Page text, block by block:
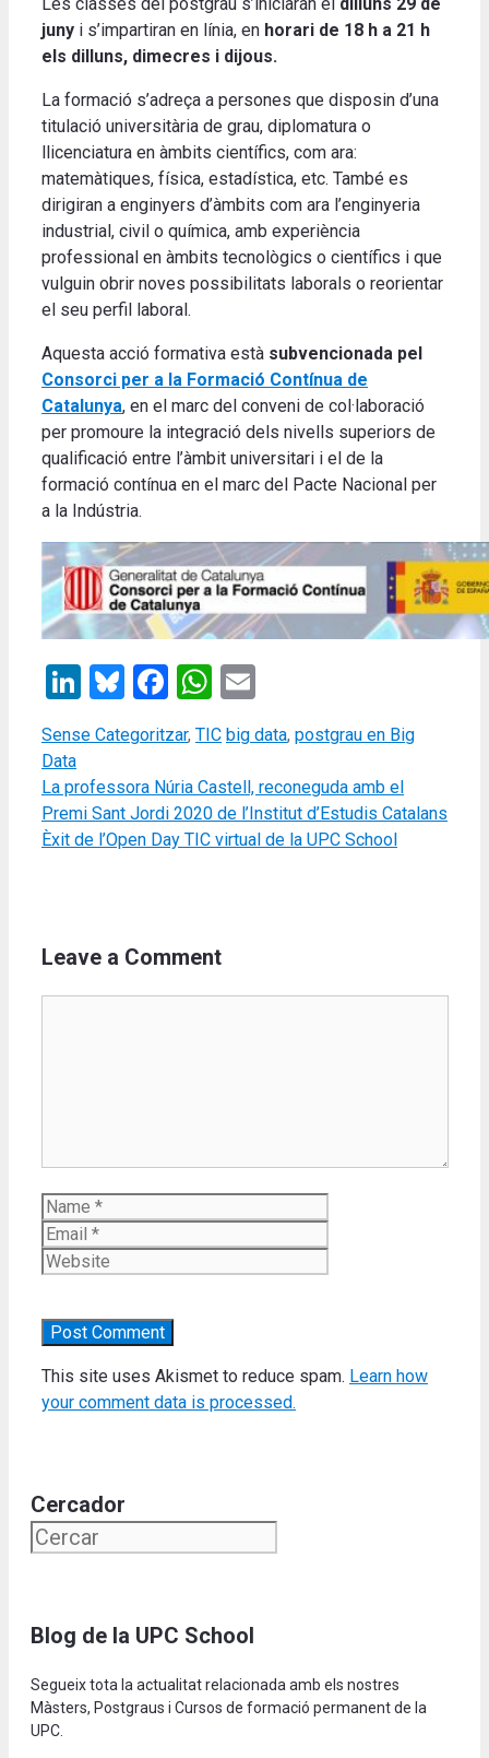
Les classes del postgrau s’iniciaran el dilluns 29 de
juny i s’impartiran en línia, en horari de 18 h a 21 h
els dilluns, dimecres i dijous.
La formació s’adreça a persones que disposin d’una
titulació universitària de grau, diplomatura o
llicenciatura en àmbits científics, com ara:
matemàtiques, física, estadística, etc. També es
dirigiran a enginyers d’àmbits com ara l’enginyeria
industrial, civil o química, amb experiència
professional en àmbits tecnològics o científics i que
vulguin obrir noves possibilitats laborals o reorientar
el seu perfil laboral.
Aquesta acció formativa està subvencionada pel
Consorci per a la Formació Contínua de
Catalunya, en el marc del conveni de col·laboració
per promoure la integració dels nivells superiors de
qualificació entre l’àmbit universitari i el de la
formació contínua en el marc del Pacte Nacional per
a la Indústria.
LinkedIn
Bluesky
Facebook
WhatsApp
Categories
Sense Categoritzar, TIC Tags
big data, postgrau en Big
Data
La professora Núria Castell, reconeguda amb el
Premi Sant Jordi 2020 de l’Institut d’Estudis Catalans
Èxit de l’Open Day TIC virtual de la UPC School
Leave a Comment
Name
This site uses Akismet to reduce spam. Learn how
your comment data is processed.
Cercador
Blog de la UPC School
Segueix tota la actualitat relacionada amb els nostres
Màsters, Postgraus i Cursos de formació permanent de la
UPC.